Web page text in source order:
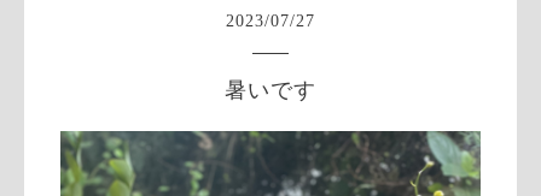
2023/07/27
暑いです